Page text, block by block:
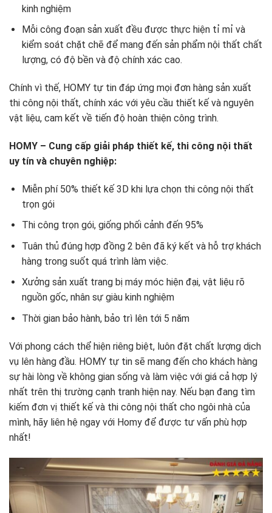
kinh nghiệm
Mỗi công đoạn sản xuất đều được thực hiện tỉ mỉ và
kiểm soát chặt chẽ để mang đến sản phẩm nội thất chất
lượng, có độ bền và độ chính xác cao.
Chính vì thế, HOMY tự tin đáp ứng mọi đơn hàng sản xuất
thi công nội thất, chính xác với yêu cầu thiết kế và nguyên
vật liệu, cam kết về tiến độ hoàn thiện công trình.
HOMY – Cung cấp giải pháp thiết kế, thi công nội thất
uy tín và chuyên nghiệp:
Miễn phí 50% thiết kế 3D khi lựa chọn thi công nội thất
trọn gói
Thi công trọn gói, giống phối cảnh đến 95%
Tuân thủ đúng hợp đồng 2 bên đã ký kết và hỗ trợ khách
hàng trong suốt quá trình làm việc.
Xưởng sản xuất trang bị máy móc hiện đại, vật liệu rõ
nguồn gốc, nhân sự giàu kinh nghiệm
Thời gian bảo hành, bảo trì lên tới 5 năm
Với phong cách thể hiện riêng biệt, luôn đặt chất lượng dịch
vụ lên hàng đầu. HOMY tự tin sẽ mang đến cho khách hàng
sự hài lòng về không gian sống và làm việc với giá cả hợp lý
nhất trên thị trường cạnh tranh hiện nay. Nếu bạn đang tìm
kiếm đơn vị thiết kế và thi công nội thất cho ngôi nhà của
mình, hãy liên hệ ngay với Homy để được tư vấn phù hợp
nhất!